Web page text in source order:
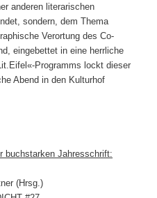
anderen literarischen
sondern, dem Thema
Verortung des Co-
eingebettet in eine herrliche
Programms lockt dieser
Abend in den Kulturhof
buchstarken Jahresschrift:
(Hrsg.)